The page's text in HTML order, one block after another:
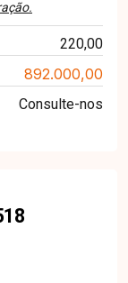
220,00
892.000,00
Consulte-nos